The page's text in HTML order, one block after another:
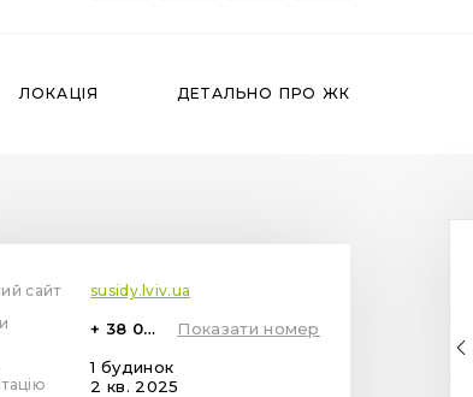
ЛОКАЦІЯ ДЕТАЛЬНО ПРО ЖК
сайт
susidy.lviv.ua
+ 38 099 78 78 287 Показати номер
1 будинок
2 кв. 2025